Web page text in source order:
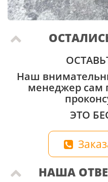
Наш
менеджер сам
ЭТО
НАША